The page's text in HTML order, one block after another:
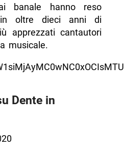
banale hanno reso
in oltre dieci anni di
apprezzati cantautori
musicale.
Dente in